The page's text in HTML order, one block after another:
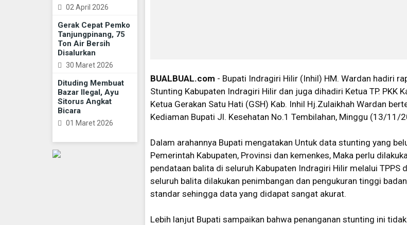
02 April 2026
Gerak Cepat Pemko
Tanjungpinang, 75
Ton Air Bersih
Disalurkan
30 Maret 2026
Dituding Membuat
Bazar Ilegal, Ayu
Sitorus Angkat
Bicara
01 Maret 2026
BUALBUAL.com - Bupati Indragiri Hilir (Inhil) HM. Wardan hadiri
Stunting Kabupaten Indragiri Hilir dan juga dihadiri Ketua TP. PKK
Ketua Gerakan Satu Hati (GSH) Kab. Inhil Hj.Zulaikhah Wardan
Kediaman Bupati Jl. Kesehatan No.1 Tembilahan, Minggu (13/11/
Dalam arahannya Bupati mengatakan Untuk data stunting yang
Pemerintah Kabupaten, Provinsi dan kemenkes, Maka perlu
pendataan balita di seluruh Kabupaten Indragiri Hilir melalui TPPS
seluruh balita dilakukan penimbangan dan pengukuran tinggi
standar sehingga data yang didapat sangat akurat.
Lebih lanjut Bupati sampaikan bahwa penanganan stunting ini